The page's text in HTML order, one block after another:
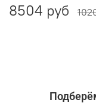
8504 руб